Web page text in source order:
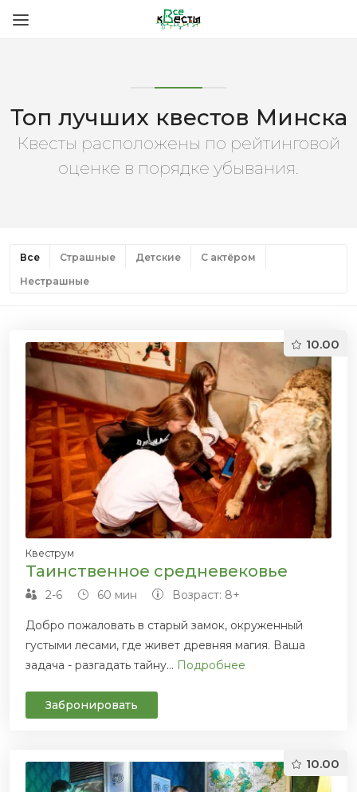
Топ лучших квестов Минска
Квесты расположены по рейтинговой
оценке в порядке убывания.
Все Страшные Детские
С актёром
Нестрашные
10.00
Квеструм
Таинственное средневековье
2-6 60 мин Возраст: 8+
Добро пожаловать в старый замок, окруженный
густыми лесами, где живет древняя магия. Ваша
задача - разгадать тайну... Подробнее
Забронировать
10.00